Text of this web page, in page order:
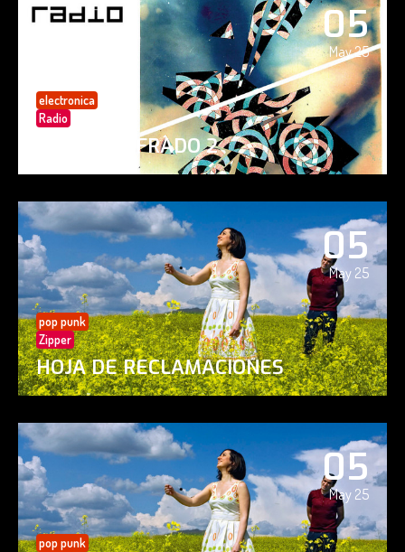
05
May 25
electronica
Radio
PAISAJE CIFRADO 2
05
May 25
pop punk
Zipper
HOJA DE RECLAMACIONES
05
May 25
pop punk